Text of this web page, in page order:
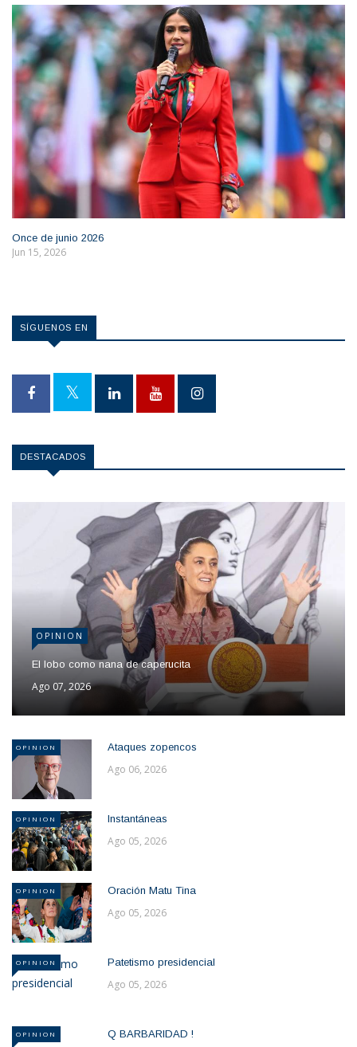
Once de junio 2026
Jun 15, 2026
SÍGUENOS EN
DESTACADOS
OPINION
El lobo como nana de caperucita
Ago 07, 2026
OPINION Ataques zopencos
Ago 06, 2026
OPINION Instantáneas
Ago 05, 2026
OPINION Oración Matu Tina
Ago 05, 2026
OPINION Patetismo presidencial
Ago 05, 2026
OPINION Q BARBARIDAD !